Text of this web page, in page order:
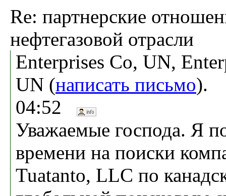
Re: партнерские
нефтегазовой отрасли
Enterprises Co, UN,
UN (написать письмо).
04:52
Уважаемые господа. Я
времени на поиски
Tuatanto, LLC по